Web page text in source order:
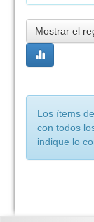
Mostrar el
Los ítems
con todos
indique lo